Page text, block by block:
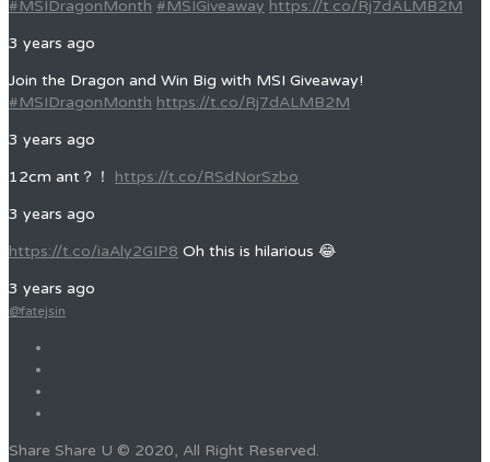
#MSIDragonMonth #MSIGiveaway https://t.co/Rj7dALMB2M
3 years ago
Join the Dragon and Win Big with MSI Giveaway!
#MSIDragonMonth https://t.co/Rj7dALMB2M
3 years ago
12cm ant？！ https://t.co/RSdNorSzbo
3 years ago
https://t.co/iaAly2GIP8 Oh this is hilarious 😂
3 years ago
@fatejsin
Share Share U © 2020, All Right Reserved.